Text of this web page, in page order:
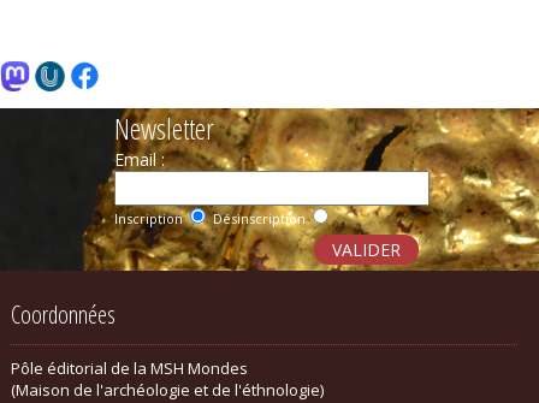
Newsletter
Email :
Inscription Désinscription
Coordonnées
Pôle éditorial de la MSH Mondes
(Maison de l'archéologie et de l'éthnologie)